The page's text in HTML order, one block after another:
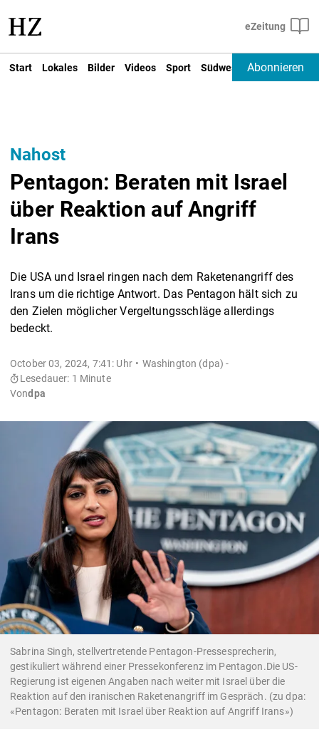
Start Lokales Bilder Videos Sport Südwest Deutschland
Abonnieren
Nahost
Pentagon: Beraten mit Israel
über Reaktion auf Angriff
Irans
Die USA und Israel ringen nach dem Raketenangriff des
Irans um die richtige Antwort. Das Pentagon hält sich zu
den Zielen möglicher Vergeltungsschläge allerdings
bedeckt.
October 03, 2024, 7:41: Uhr
Washington (dpa) -
Lesedauer: 1 Minute
Vondpa
Sabrina Singh, stellvertretende Pentagon-Pressesprecherin,
gestikuliert während einer Pressekonferenz im Pentagon.Die US-
Regierung ist eigenen Angaben nach weiter mit Israel über die
Reaktion auf den iranischen Raketenangriff im Gespräch. (zu dpa:
«Pentagon: Beraten mit Israel über Reaktion auf Angriff Irans»)